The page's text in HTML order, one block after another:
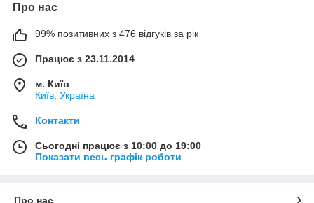
Про нас
99% позитивних з 476 відгуків за рік
Працює з 23.11.2014
м. Київ
Київ, Україна
Контакти
Сьогодні працює з 10:00 до 19:00
Показати весь графік роботи
Про нас